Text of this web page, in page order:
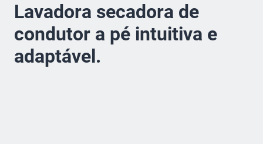
Lavadora secadora de
condutor a pé intuitiva e
adaptável.